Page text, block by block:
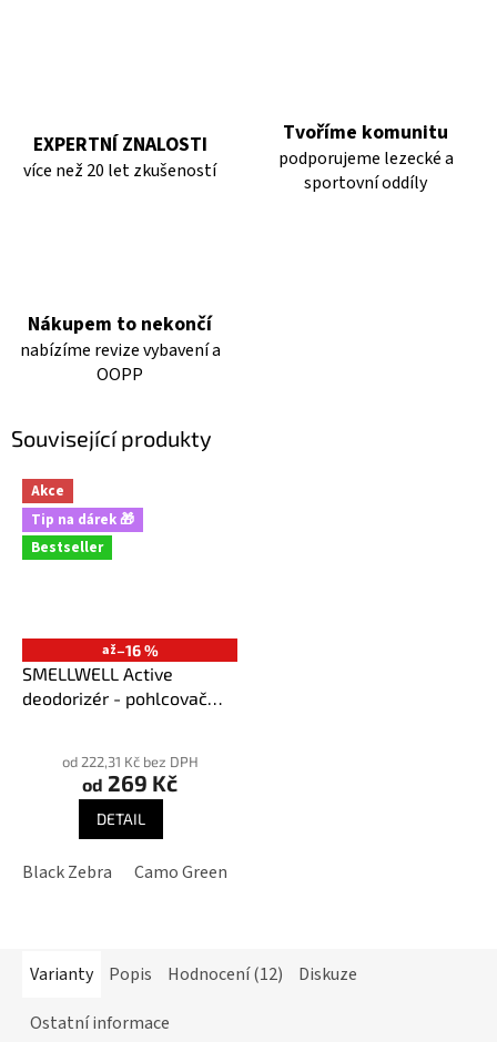
EXPERTNÍ ZNALOSTI
více než 20 let zkušeností
Tvoříme komunitu
podporujeme lezecké a
sportovní oddíly
Nákupem to nekončí
nabízíme revize vybavení a
OOPP
Související produkty
Akce
Tip na dárek 🎁
Bestseller
až–16 %
SMELLWELL Active
deodorizér - pohlcovač
hodnocení
produktu
5
od 222,31 Kč bez DPH
od 269 Kč
DETAIL
Black Zebra Camo Green
Varianty Popis Hodnocení (12)
Diskuze
Ostatní informace